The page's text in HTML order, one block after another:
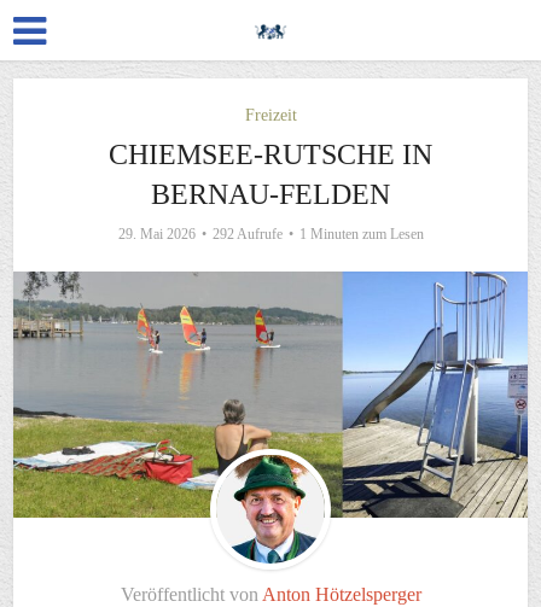
Freizeit
CHIEMSEE-RUTSCHE IN
BERNAU-FELDEN
29. Mai 2026 292 Aufrufe 1 Minuten zum Lesen
Veröffentlicht von Anton Hötzelsperger